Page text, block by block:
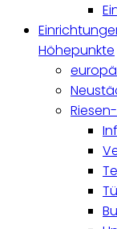
Höhepunkte